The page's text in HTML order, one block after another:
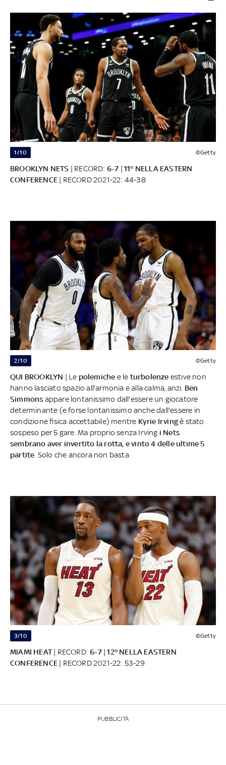
1/10 ©Getty
BROOKLYN NETS | RECORD: 6-7 |11° NELLA EASTERN
CONFERENCE | RECORD 2021-22: 44-38
2/10 ©Getty
QUI BROOKLYN | Le polemiche e le turbolenze estive non
hanno lasciato spazio all'armonia e alla calma, anzi. Ben
Simmons appare lontanissimo dall'essere un giocatore
determinante (e forse lontanissimo anche dall'essere in
condizione fisica accettabile) mentre Kyrie Irvingè stato
sospeso per 5 gare. Ma proprio senza Irving i Nets
sembrano aver invertito la rotta, e vinto 4 delle ultime 5
partite . Solo che ancora non basta
3/10 ©Getty
MIAMI HEAT| RECORD:6-7|12° NELLA EASTERN
CONFERENCE | RECORD 2021-22: 53-29
PUBBLICITÀ